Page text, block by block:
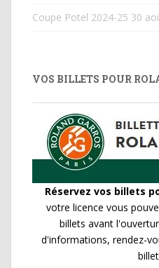
Coupe Potel 2024-25 30
VOS BILLETS POUR
Réservez vos billets
votre licence vous
billets avant
d'informations, rendez-